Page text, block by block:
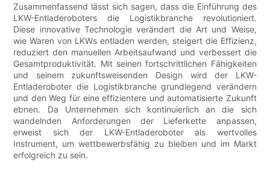
Zusammenfassend lässt sich sagen, dass die Einführung des
LKW-Entladeroboters die Logistikbranche revolutioniert.
Diese innovative Technologie verändert die Art und Weise,
wie Waren von LKWs entladen werden, steigert die Effizienz,
reduziert den manuellen Arbeitsaufwand und verbessert die
Gesamtproduktivität. Mit seinen fortschrittlichen Fähigkeiten
und seinem zukunftsweisenden Design wird der LKW-
Entladeroboter die Logistikbranche grundlegend verändern
und den Weg für eine effizientere und automatisierte Zukunft
ebnen. Da Unternehmen sich kontinuierlich an die sich
wandelnden Anforderungen der Lieferkette anpassen,
erweist sich der LKW-Entladeroboter als wertvolles
Instrument, um wettbewerbsfähig zu bleiben und im Markt
erfolgreich zu sein.